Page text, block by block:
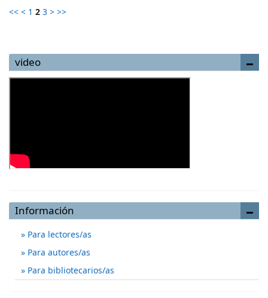
<< < 1 2 3 > >>
video
Información
Para lectores/as
Para autores/as
Para bibliotecarios/as